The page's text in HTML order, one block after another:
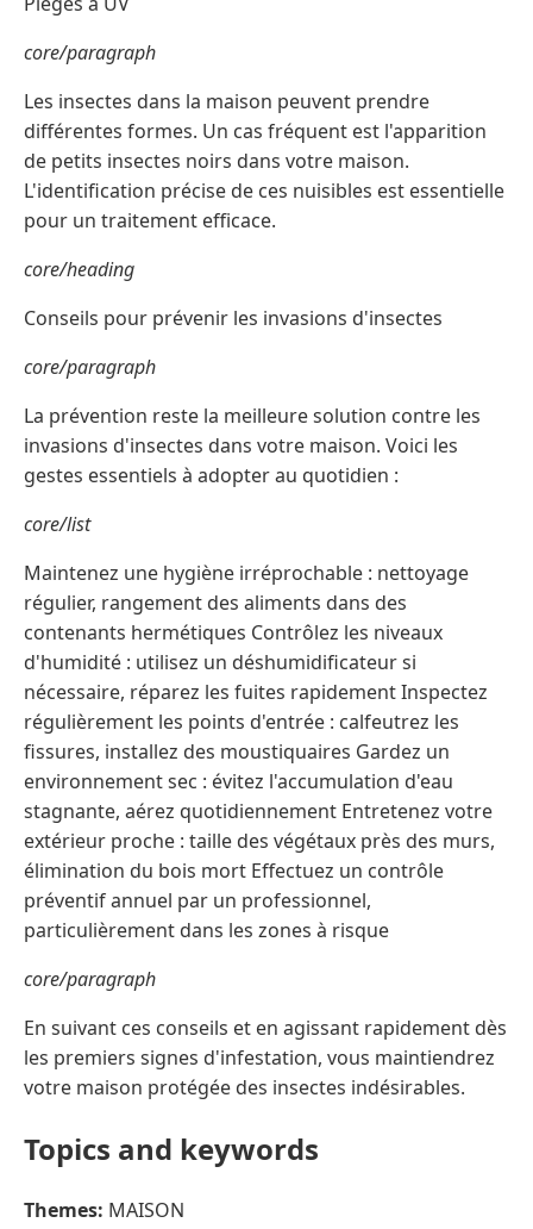
core/paragraph
Les insectes dans la maison peuvent prendre
différentes formes. Un cas fréquent est l'apparition
de petits insectes noirs dans votre maison.
L'identification précise de ces nuisibles est essentielle
pour un traitement efficace.
core/heading
Conseils pour prévenir les invasions d'insectes
core/paragraph
La prévention reste la meilleure solution contre les
invasions d'insectes dans votre maison. Voici les
gestes essentiels à adopter au quotidien :
core/list
Maintenez une hygiène irréprochable : nettoyage
régulier, rangement des aliments dans des
contenants hermétiques Contrôlez les niveaux
d'humidité : utilisez un déshumidificateur si
nécessaire, réparez les fuites rapidement Inspectez
régulièrement les points d'entrée : calfeutrez les
fissures, installez des moustiquaires Gardez un
environnement sec : évitez l'accumulation d'eau
stagnante, aérez quotidiennement Entretenez votre
extérieur proche : taille des végétaux près des murs,
élimination du bois mort Effectuez un contrôle
préventif annuel par un professionnel,
particulièrement dans les zones à risque
core/paragraph
En suivant ces conseils et en agissant rapidement dès
les premiers signes d'infestation, vous maintiendrez
votre maison protégée des insectes indésirables.
Topics and keywords
Themes: MAISON